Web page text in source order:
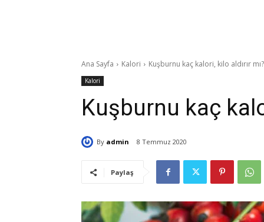
Ana Sayfa Kalori Kuşburnu kaç kalori, kilo aldırır mı?
Kalori
Kuşburnu kaç
By admin 8 Temmuz 2020
Paylaş